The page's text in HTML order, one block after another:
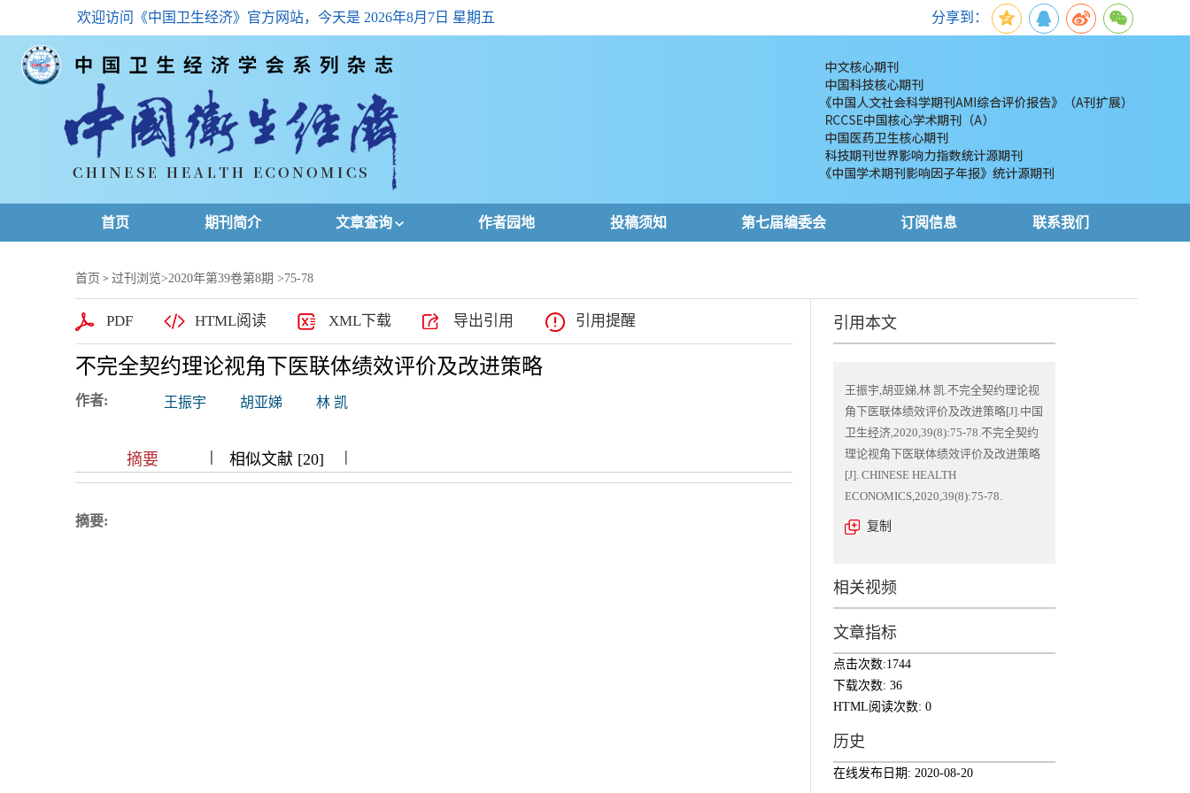
欢迎访问《中国卫生经济》官方网站，今天是 2026年8月7日 星期五 分享到：
首页 期刊简介 文章查询
高级查询
下载排名
浏览排名
作者园地 投稿须知 第七届编委会 订阅信息 联系我们
首页 > 过刊浏览>2020年第39卷第8期 >75-78
PDF HTML阅读 XML下载 导出引用 引用提醒
不完全契约理论视角下医联体绩效评价及改进策略
作者: 王振宇 胡亚娣 林 凯
摘要 |||| 相似文献 [20] |||
摘要:
引用本文
王振宇,胡亚娣,林 凯.不完全契约理论视
角下医联体绩效评价及改进策略[J].中国
卫生经济,2020,39(8):75-78.不完全契约
理论视角下医联体绩效评价及改进策略
[J]. CHINESE HEALTH
ECONOMICS,2020,39(8):75-78.
复制
相关视频
文章指标
点击次数:1744
下载次数: 36
HTML阅读次数: 0
历史
在线发布日期: 2020-08-20